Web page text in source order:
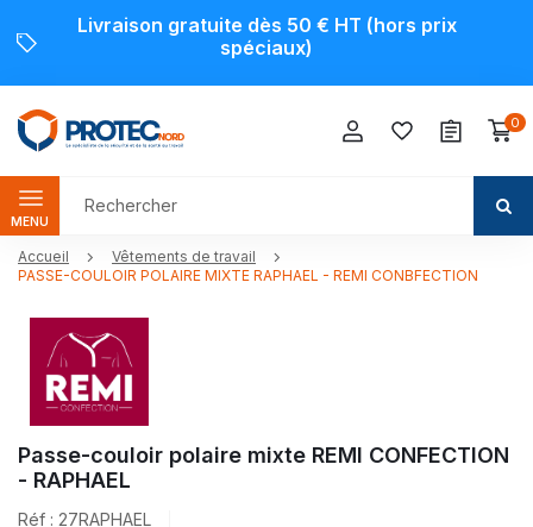
Livraison gratuite dès 50 € HT (hors prix
spéciaux)
0
MENU
Accueil
Vêtements de travail
PASSE-COULOIR POLAIRE MIXTE RAPHAEL - REMI CONBFECTION
Passe-couloir polaire mixte REMI CONFECTION
- RAPHAEL
Réf : 27RAPHAEL